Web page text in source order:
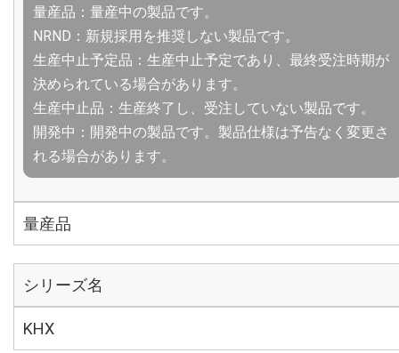
量産品：量産中の製品です。
NRND：新規採用を推奨しない製品です。
生産中止予定品：生産中止予定であり、最終受注時期が
決められている場合があります。
生産中止品：生産終了し、受注していない製品です。
開発中：開発中の製品です。製品仕様は予告なく変更さ
れる場合があります。
量産品
シリーズ名
KHX